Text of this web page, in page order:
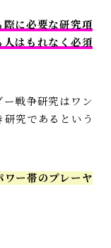
に必要な研究項
はもれなく必須
戦争研究はワン
究であるという
ー帯のプレーヤ